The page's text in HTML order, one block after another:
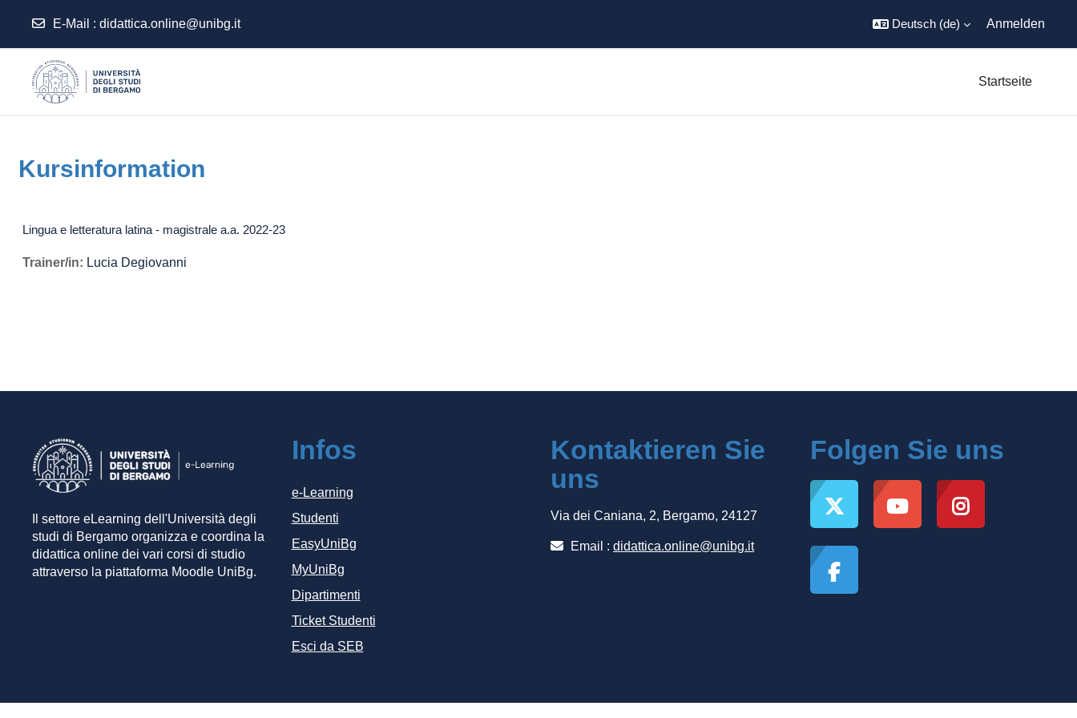
E-Mail : didattica.online@unibg.it Deutsch ‎(de)‎ Anmelden
Startseite
Kursinformation
Lingua e letteratura latina - magistrale a.a. 2022-23
Trainer/in: Lucia Degiovanni
Il settore eLearning dell'Università degli
studi di Bergamo organizza e coordina la
didattica online dei vari corsi di studio
attraverso la piattaforma Moodle UniBg.
Infos
e-Learning
Studenti
EasyUniBg
MyUniBg
Dipartimenti
Ticket Studenti
Esci da SEB
Kontaktieren Sie
uns
Via dei Caniana, 2, Bergamo, 24127
Email : didattica.online@unibg.it
Folgen Sie uns